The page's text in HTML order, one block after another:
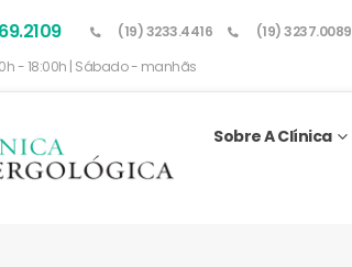
(19) 3233.4416 (19) 3237.0089
- 18:00h | Sábado - manhãs
Sobre A Clínica